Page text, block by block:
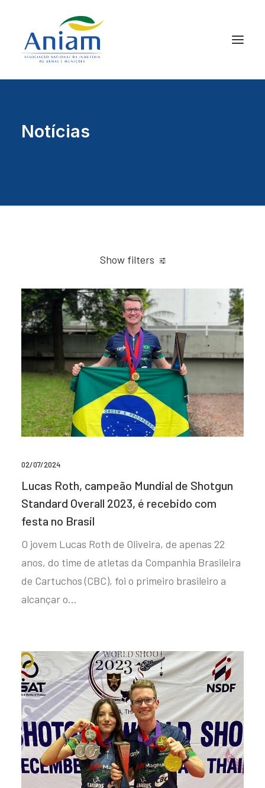
Notícias
Show filters
02/07/2024
Lucas Roth, campeão Mundial de Shotgun
Standard Overall 2023, é recebido com
festa no Brasil
O jovem Lucas Roth de Oliveira, de apenas 22
anos, do time de atletas da Companhia Brasileira
de Cartuchos (CBC), foi o primeiro brasileiro a
alcançar o…